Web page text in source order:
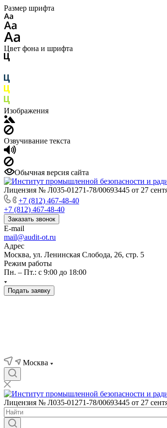
Размер шрифта
Цвет фона и шрифта
Изображения
Озвучивание текста
Обычная версия сайта
Лицензия № Л035-01271-78/00693445 от 27
+7 (812) 467-48-40
+7 (812) 467-48-40
Заказать звонок
E-mail
mail@audit-ot.ru
Адрес
Москва, ул. Ленинская Слобода, 26, стр. 5
Режим работы
Пн. – Пт.: с 9:00 до 18:00
Подать заявку
Москва
Лицензия № Л035-01271-78/00693445 от 27